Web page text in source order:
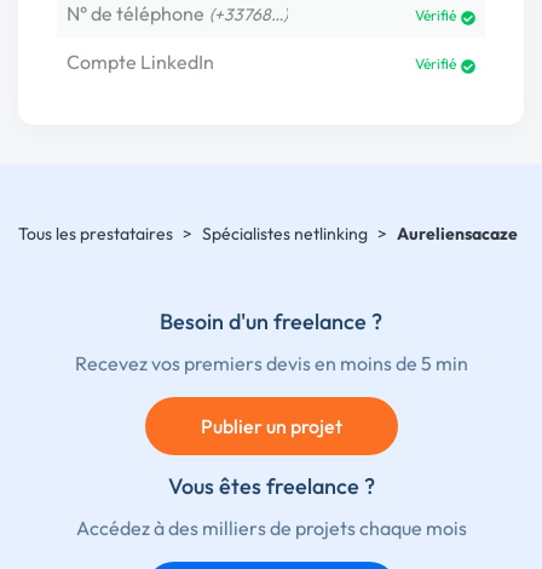
N° de téléphone (+33768…) Vérifié
Compte LinkedIn Vérifié
Tous les prestataires > Spécialistes netlinking > Aureliensacaze
Besoin d'un freelance ?
Recevez vos premiers devis en moins de 5 min
Publier un projet
Vous êtes freelance ?
Accédez à des milliers de projets chaque mois